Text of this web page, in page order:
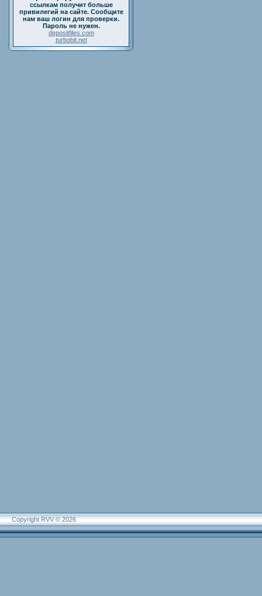
ссылкам получит больше
привилегий на сайте. Сообщите
нам ваш логин для проверки.
Пароль не нужен.
depositfiles.com
turbobit.net
Copyright RVV © 2026